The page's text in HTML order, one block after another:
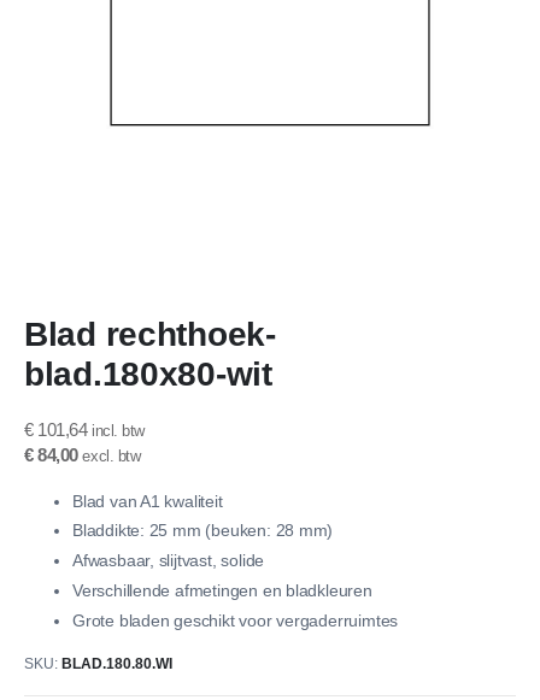
naar
het
begin
de
afbeeldingen-
Blad rechthoek-
blad.180x80-wit
€ 101,64
€ 84,00
Blad van A1 kwaliteit
Bladdikte: 25 mm (beuken: 28 mm)
Afwasbaar, slijtvast, solide
Verschillende afmetingen en bladkleuren
Grote bladen geschikt voor vergaderruimtes
SKU BLAD.180.80.WI